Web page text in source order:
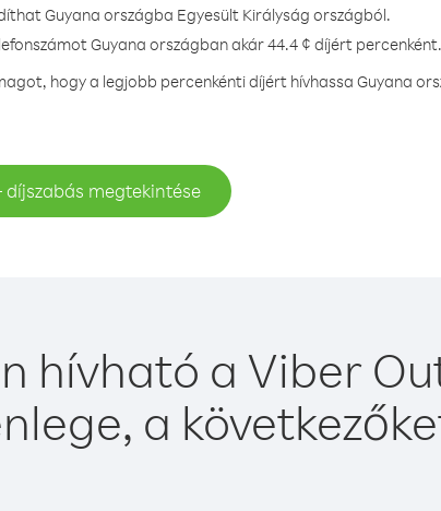
Guyana országba Egyesült Királyság országból.
Guyana országban akár 44.4 ¢ díjért percenként.
hogy a legjobb percenkénti díjért hívhassa Guyana
díjszabás megtekintése
hívható a Viber
a